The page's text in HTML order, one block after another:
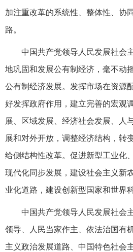
加注重改革的系统性、整体性、协
路。
中国共产党领导人民发展社会
地巩固和发展公有制经济，毫不动
公有制经济发展。发挥市场在资源
好发挥政府作用，建立完善的宏观
展、区域发展、经济社会发展、人
展和对外开放，调整经济结构，转
给侧结构性改革。促进新型工业化
现代化同步发展，建设社会主义新
业化道路，建设创新型国家和世界
中国共产党领导人民发展社会
领导、人民当家作主、依法治国有
主义政治发展道路、中国特色社会